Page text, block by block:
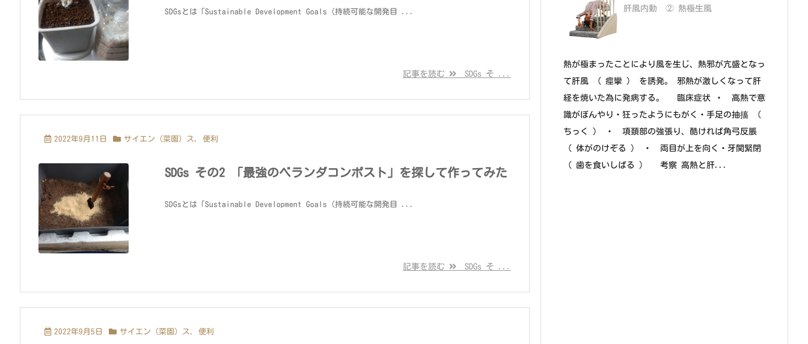
SDGsとは「Sustainable Development Goals（持続可能な開発目 ...
記事を読む SDGs そ ...
2022年9月11日 サイエン（菜園）ス, 便利
SDGs その2 「最強のベランダコンポスト」を探して作ってみた
SDGsとは「Sustainable Development Goals（持続可能な開発目 ...
記事を読む SDGs そ ...
2022年9月5日 サイエン（菜園）ス, 便利
肝風内動 ② 熱極生風
熱が極まったことにより風を生じ、熱邪が亢盛となっ
て肝風 （ 痙攣 ） を誘発。 邪熱が激しくなって肝
経を焼いた為に発病する。 臨床症状 ・ 高熱で意
識がぼんやり・狂ったようにもがく・手足の抽搐 （
ちっく ） ・ 項頚部の強張り、酷ければ角弓反脹
（ 体がのけぞる ） ・ 両目が上を向く・牙関緊閉
（ 歯を食いしばる ） 考察 高熱と肝...